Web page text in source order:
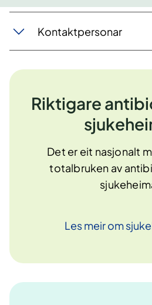
​Kontaktperson​ar
Riktigare
Det er eit nasjonalt
totalbruken av
Les meir om